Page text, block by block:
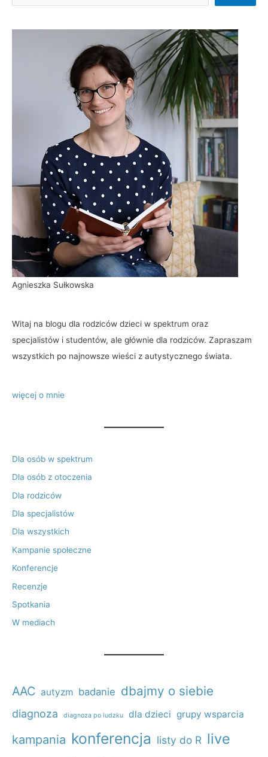
Agnieszka Sułkowska
Witaj na blogu dla rodziców dzieci w spektrum oraz
specjalistów i studentów, ale głównie dla rodziców. Zapraszam
wszystkich po najnowsze wieści z autystycznego świata.
więcej o mnie
Dla osób w spektrum
Dla osób z otoczenia
Dla rodziców
Dla specjalistów
Dla wszystkich
Kampanie społeczne
Konferencje
Recenzje
Spotkania
W mediach
AAC autyzm badanie dbajmy o siebie
diagnoza diagnoza po ludzku dla dzieci grupy wsparcia
kampania konferencja listy do R live